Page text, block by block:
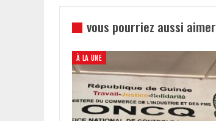
vous pourriez aussi aimer
À LA UNE